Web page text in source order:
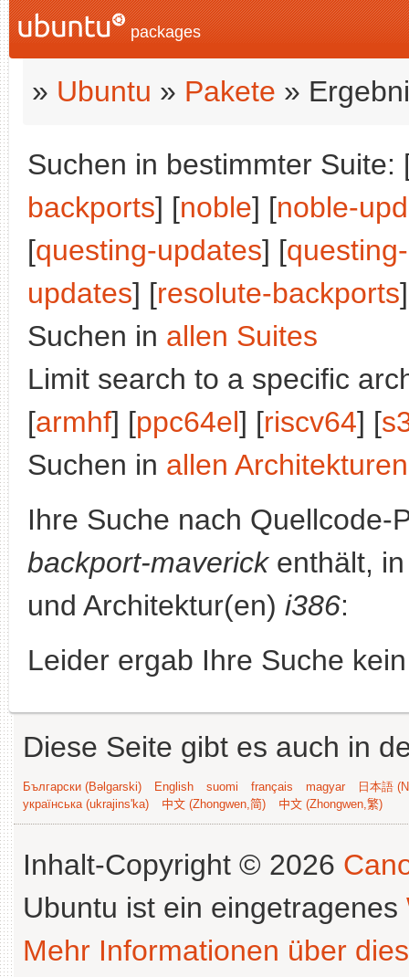
packages
» Ubuntu » Pakete »
Suchen in bestimmter Suite:
backports] [noble] [noble-
[questing-updates] [
updates] [resolute-backports
Suchen in allen Suites
Limit search to a specific
[armhf] [ppc64el] [riscv64] [
Suchen in allen Architekturen
Ihre Suche nach
backport-maverickenthält,
und Architektur(en) i386:
Leider ergab Ihre Suche
Diese Seite gibt es auch in
Български (Bəlgarski) English suomi français magyar
日本語
українська (ukrajins'ka)
中文 (Zhongwen,简) 中文 (Zhongwen,繁)
Inhalt-Copyright © 2026
Ubuntu ist ein eingetragenes
Mehr Informationen über